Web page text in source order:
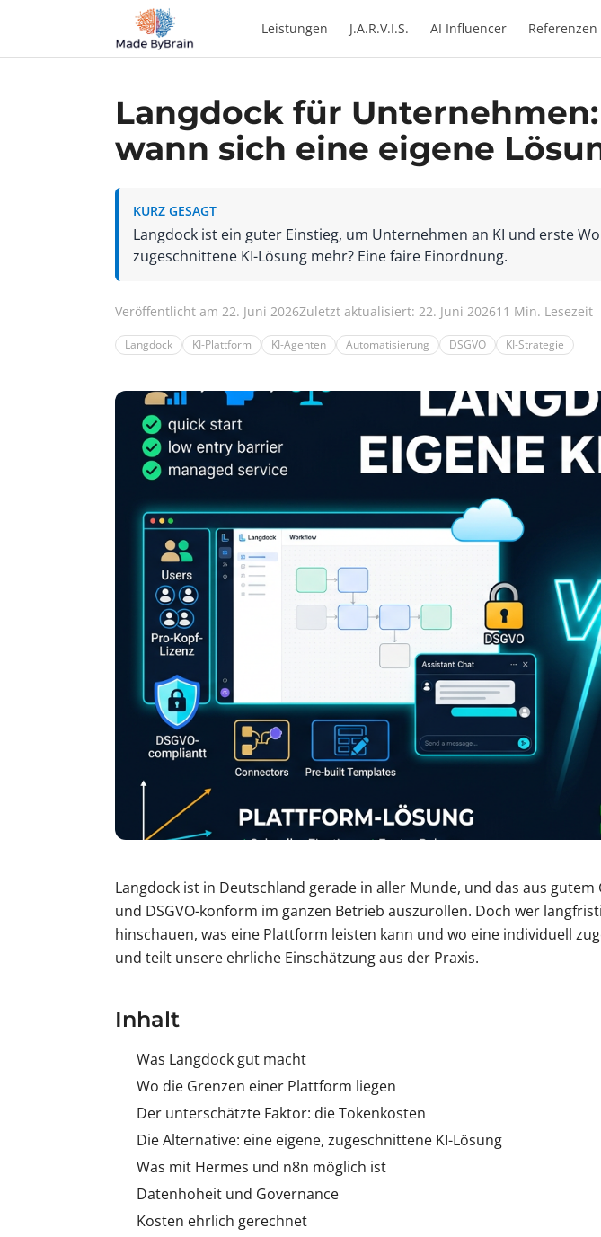
Leistungen J.A.R.V.I.S. AI Influencer Referenzen
Langdock für
wann sich eine eigene
KURZ GESAGT
Langdock ist ein guter Einstieg, um Unternehmen an KI und erste
zugeschnittene KI-Lösung mehr? Eine faire Einordnung.
Veröffentlicht am 22. Juni 2026Zuletzt aktualisiert: 22. Juni 202611 Min. Lesezeit
Langdock KI-Plattform KI-Agenten Automatisierung DSGVO KI-Strategie
Langdock ist in Deutschland gerade in aller Munde, und das aus
und DSGVO-konform im ganzen Betrieb auszurollen. Doch wer
hinschauen, was eine Plattform leisten kann und wo eine individuell
und teilt unsere ehrliche Einschätzung aus der Praxis.
Inhalt
Was Langdock gut macht
Wo die Grenzen einer Plattform liegen
Der unterschätzte Faktor: die Tokenkosten
Die Alternative: eine eigene, zugeschnittene KI-Lösung
Was mit Hermes und n8n möglich ist
Datenhoheit und Governance
Kosten ehrlich gerechnet